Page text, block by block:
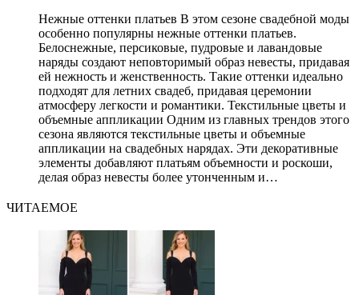
Нежные оттенки платьев В этом сезоне свадебной моды
особенно популярны нежные оттенки платьев.
Белоснежные, персиковые, пудровые и лавандовые
наряды создают неповторимый образ невесты, придавая
ей нежность и женственность. Такие оттенки идеально
подходят для летних свадеб, придавая церемонии
атмосферу легкости и романтики. Текстильные цветы и
объемные аппликации Одним из главных трендов этого
сезона являются текстильные цветы и объемные
аппликации на свадебных нарядах. Эти декоративные
элементы добавляют платьям объемности и роскоши,
делая образ невесты более утонченным и…
ЧИТАЕМОЕ